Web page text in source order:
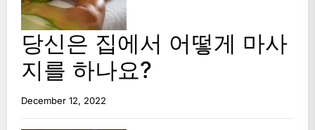
당신은 집에서 어떻게 마사
지를 하나요?
December 12, 2022